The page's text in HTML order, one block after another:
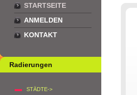
STARTSEITE
ANMELDEN
KONTAKT
Radierungen
STÄDTE->